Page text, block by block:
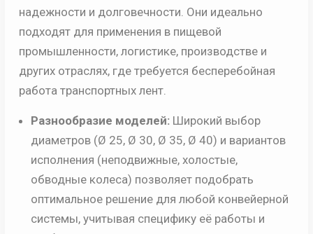
надежности и долговечности. Они идеально
подходят для применения в пищевой
промышленности, логистике, производстве и
других отраслях, где требуется бесперебойная
работа транспортных лент.
Разнообразие моделей:Широкий выбор
диаметров (Ø 25, Ø 30, Ø 35, Ø 40) и вариантов
исполнения (неподвижные, холостые,
обводные колеса) позволяет подобрать
оптимальное решение для любой конвейерной
системы, учитывая специфику её работы и